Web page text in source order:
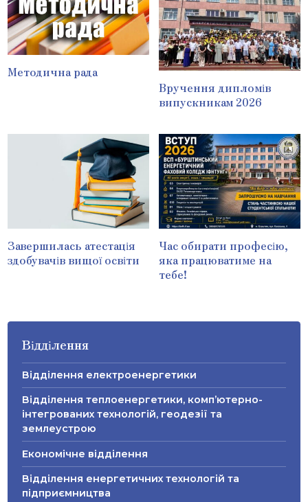
Методична рада
Вручення дипломів
випускникам 2026
Завершилась атестація
здобувачів вищої освіти
Час обирати професію,
яка працюватиме на
тебе!
Відділення
Відділення електроенергетики
Відділення теплоенергетики, комп’ютерно-
інтегрованих технологій, геодезії та
землеустрою
Економічне відділення
Відділення енергетичних технологій та
підприємництва